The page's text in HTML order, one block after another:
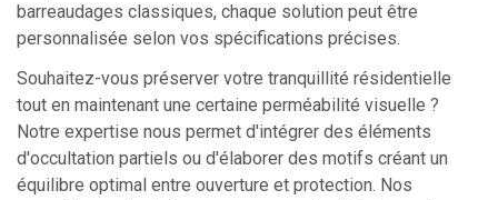
barreaudages classiques, chaque solution peut être
personnalisée selon vos spécifications précises.
Souhaitez-vous préserver votre tranquillité résidentielle
tout en maintenant une certaine perméabilité visuelle ?
Notre expertise nous permet d'intégrer des éléments
d'occultation partiels ou d'élaborer des motifs créant un
équilibre optimal entre ouverture et protection. Nos